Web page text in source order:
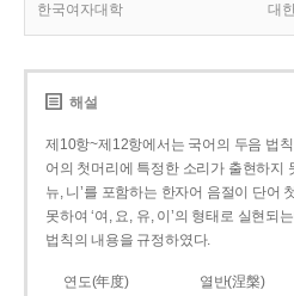
한국여자대학 대
해설
제10항~제12항에서는 국어의 두음 법
어의 첫머리에 특정한 소리가 출현하지
뉴, 니’를 포함하는 한자어 음절이 단어
못하여 ‘여, 요, 유, 이’의 형태로 실현되
법칙의 내용을 규정하였다.
연도(年度) 열반(涅槃)